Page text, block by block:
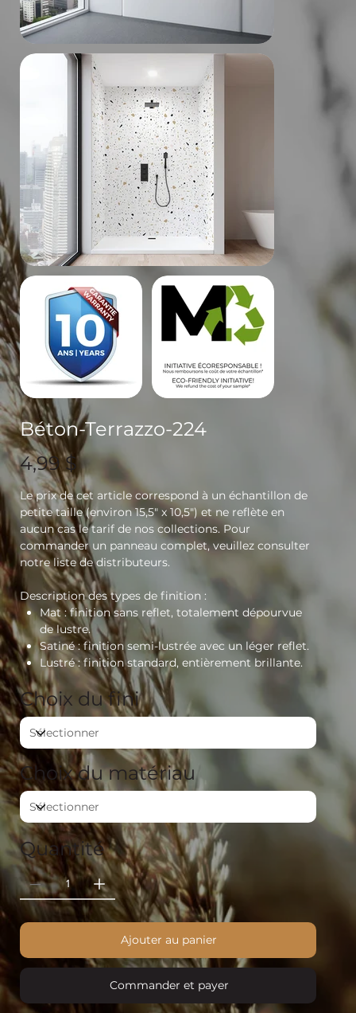
Béton-Terrazzo-224
Prix
4,99 $
Le prix de cet article correspond à un échantillon de
petite taille (environ 15,5" x 10,5") et ne reflète en
aucun cas le tarif de nos collections. Pour
commander un panneau complet, veuillez consulter
notre liste de distributeurs.
Description des types de finition :
Mat: finition sans reflet, totalement dépourvue
de lustre.
Satiné: finition semi-lustrée avec un léger reflet.
Lustré: finition standard, entièrement brillante.
Choix du fini
Choix du matériau
Quantité
Ajouter au panier
Commander et payer